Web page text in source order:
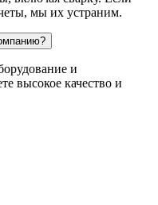
мы их устраним.
и
высокое качество и